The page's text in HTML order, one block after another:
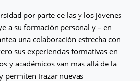
por parte de las y los jóvenes
a su formación personal y – en
una colaboración estrecha con
sus experiencias formativas en
y académicos van más allá de la
permiten trazar nuevas